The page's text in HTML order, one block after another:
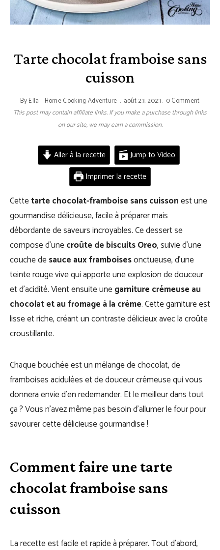
Tarte chocolat framboise sans
cuisson
ByElla - Home Cooking Adventure août 23, 2023 0 Comment
This post may contain affiliate links. If you make a purchase through links
on our site, we may earn a commission.
Aller à la recette
Jump to Video
Imprimer la recette
Cettetarte chocolat-framboise sans cuissonest une
gourmandise délicieuse, facile à préparer mais
débordante de saveurs incroyables. Ce dessert se
compose d’unecroûte de biscuits Oreo, suivie d’une
couche desauce aux framboisesonctueuse, d’une
teinte rouge vive qui apporte une explosion de douceur
et d’acidité. Vient ensuite unegarniture crémeuse au
chocolat et au fromage à la crème. Cette garniture est
lisse et riche, créant un contraste délicieux avec la croûte
croustillante.
Chaque bouchée est un mélange de chocolat, de
framboises acidulées et de douceur crémeuse qui vous
donnera envie d’en redemander. Et le meilleur dans tout
ça ? Vous n’avez même pas besoin d’allumer le four pour
savourer cette délicieuse gourmandise !
Comment faire une tarte
chocolat framboise sans
cuisson
La recette est facile et rapide à préparer. Tout d’abord,